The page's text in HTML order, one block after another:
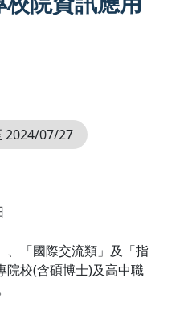
2024/07/27
、「國際交流類」及「指
院校(含碩博士)及高中職